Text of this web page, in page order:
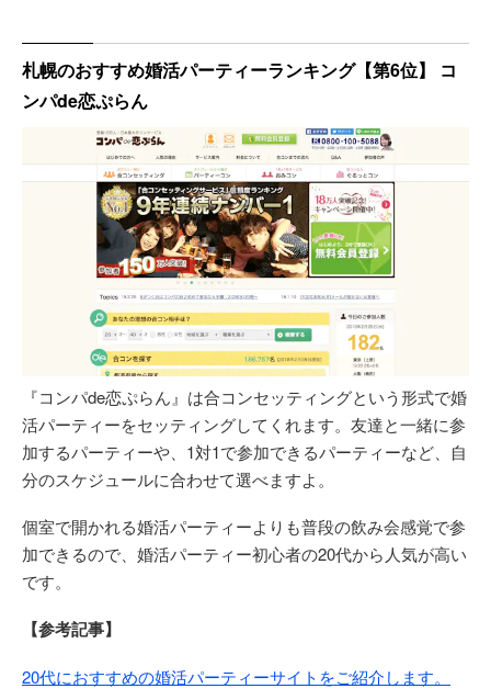
札幌のおすすめ婚活パーティーランキング【第6位】 コ
ンパde恋ぷらん
『コンパde恋ぷらん』は合コンセッティングという形式で婚
活パーティーをセッティングしてくれます。友達と一緒に参
加するパーティーや、1対1で参加できるパーティーなど、自
分のスケジュールに合わせて選べますよ。
個室で開かれる婚活パーティーよりも普段の飲み会感覚で参
加できるので、婚活パーティー初心者の20代から人気が高い
です。
【参考記事】
20代におすすめの婚活パーティーサイトをご紹介します。